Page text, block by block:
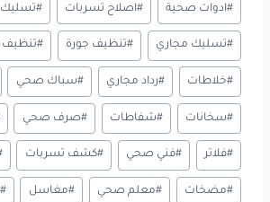
o
ok
es
t
di
t
o
n
o
m
y
dI
n
المقال:
#ادوات صحية #اصلاح تسربات #تسليك
#تسليك مجاري #تنظيف جورة #تنظيف
#خلاطات #رداد مجاري #سباك صحي
#سخانات #شفاطات #صرف صحي
#فلاتر #فني صحي #كشف تسربات
#مضخات #معلم صحي #مغاسل #